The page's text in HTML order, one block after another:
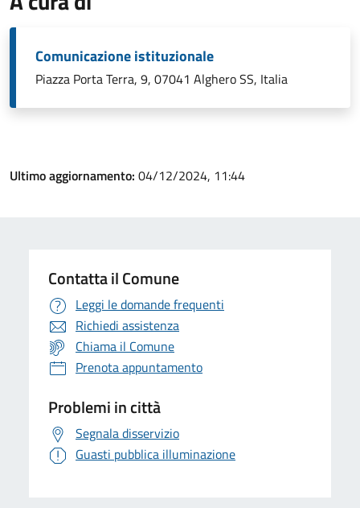
Comunicazione istituzionale
Piazza Porta Terra, 9, 07041 Alghero SS, Italia
Ultimo aggiornamento: 04/12/2024, 11:44
Contatta il Comune
Leggi le domande frequenti
Richiedi assistenza
Chiama il Comune
Prenota appuntamento
Problemi in città
Segnala disservizio
Guasti pubblica illuminazione